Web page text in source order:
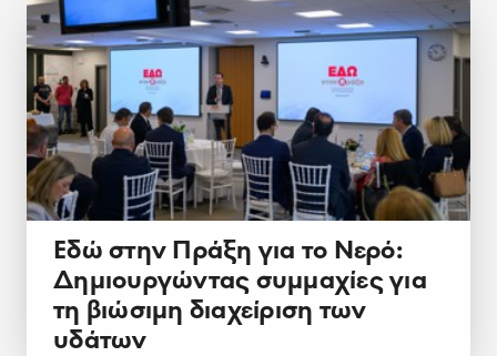
Εδώ στην Πράξη για το Νερό:
Δημιουργώντας συμμαχίες για
τη βιώσιμη διαχείριση των
υδάτων